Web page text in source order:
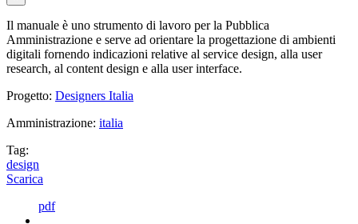
Il manuale è uno strumento di lavoro per la Pubblica
Amministrazione e serve ad orientare la progettazione di ambienti
digitali fornendo indicazioni relative al service design, alla user
research, al content design e alla user interface.
Progetto: Designers Italia
Amministrazione: italia
Tag:
design
Scarica
pdf